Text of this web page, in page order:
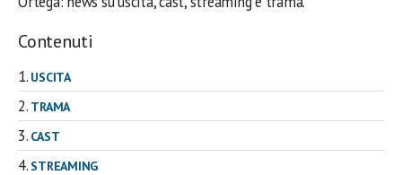
Contenuti
USCITA
TRAMA
CAST
STREAMING